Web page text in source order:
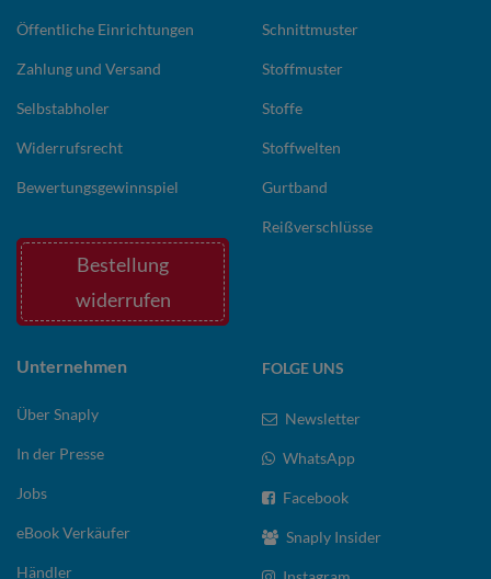
Öffentliche Einrichtungen
Zahlung und Versand
Selbstabholer
Widerrufsrecht
Bewertungsgewinnspiel
Bestellung
widerrufen
Schnittmuster
Stoffmuster
Stoffe
Stoffwelten
Gurtband
Reißverschlüsse
Unternehmen
Über Snaply
In der Presse
Jobs
eBook Verkäufer
Händler
FOLGE UNS
Newsletter
WhatsApp
Facebook
Snaply Insider